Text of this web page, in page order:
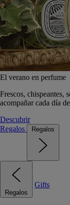
El verano en perfume
Frescos, chispeantes,
acompañar cada día
Descubrir
Regalos
Regalos
Regalos
Gifts